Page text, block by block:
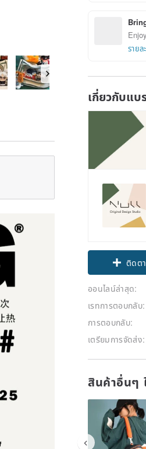
รายล
เกี่ยวกับแบ
ติดต
ออนไลน์ล่าสุด:
เรทการตอบกลับ:
การตอบกลับ:
เตรียมการจัดส่ง:
สินค้าอื่นๆ